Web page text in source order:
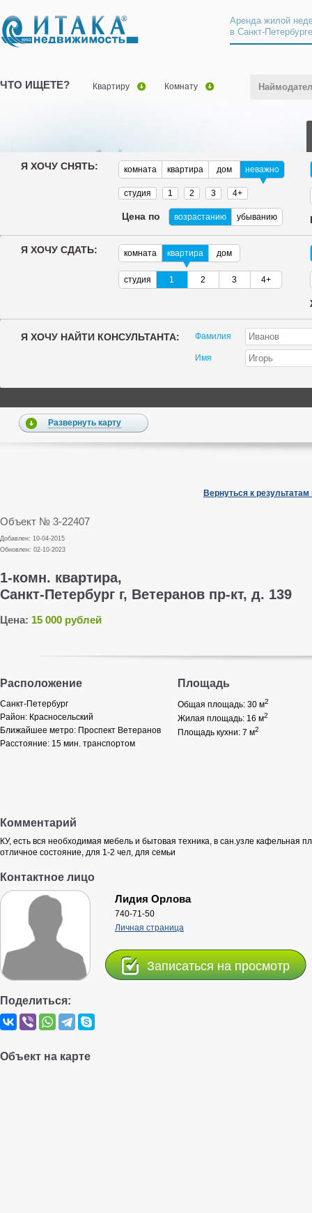
Аренда жилой
в Санкт-
ЧТО ИЩЕТЕ? Квартиру Комнату
Я ХОЧУ СНЯТЬ: комната квартира дом неважно
студия 1 2 3 4+
Цена по возрастанию убыванию
Я ХОЧУ СДАТЬ: комната квартира дом
студия 1 2 3 4+
Я ХОЧУ НАЙТИ КОНСУЛЬТАНТА: Фамилия
Имя
Развернуть карту
Вернуться к результатам
Объект № 3-22407
Добавлен: 10-04-2015
Обновлен: 02-10-2023
1-комн. квартира,
Санкт-Петербург г, Ветеранов пр-кт, д. 139
Цена: 15 000 рублей
Расположение
Санкт-Петербург
Район: Красносельский
Ближайшее метро: Проспект Ветеранов
Расстояние: 15 мин. транспортом
Площадь
Общая площадь: 30 м2
Жилая площадь: 16 м2
Площадь кухни: 7 м2
Комментарий
КУ, есть вся необходимая мебель и бытовая техника, в сан.узле кафельная
отличное состояние, для 1-2 чел, для семьи
Контактное лицо
Лидия Орлова
740-71-50
Личная страница
Записаться на просмотр
Поделиться:
Объект на карте